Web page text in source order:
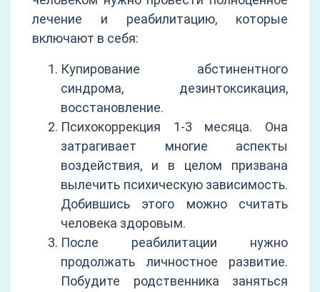
лечение и реабилитацию, которые
включают в себя:
Купирование абстинентного
синдрома, дезинтоксикация,
восстановление.
Психокоррекция 1-3 месяца. Она
затрагивает многие аспекты
воздействия, и в целом призвана
вылечить психическую зависимость.
Добившись этого можно считать
человека здоровым.
После реабилитации нужно
продолжать личностное развитие.
Побудите родственника заняться